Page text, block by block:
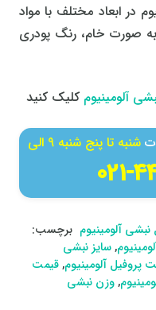
در ابعاد مختلف با مواد
و درجه دو به صورت خام، رنگ پودری
آلومینیوم کلیک کنید
شنبه تا پنج شنبه 9 الی
نبشی آلومینیوم برچسب:
,سایز نبشی
پروفیل آلومینیوم,قیمت
,وزن نبشی